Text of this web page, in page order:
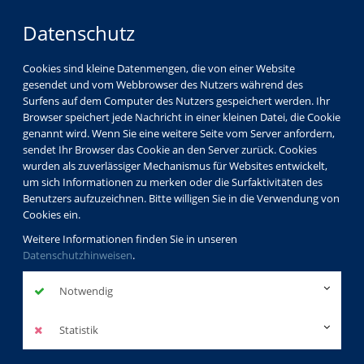
Datenschutz
Cookies sind kleine Datenmengen, die von einer Website
gesendet und vom Webbrowser des Nutzers während des
Surfens auf dem Computer des Nutzers gespeichert werden. Ihr
Browser speichert jede Nachricht in einer kleinen Datei, die Cookie
genannt wird. Wenn Sie eine weitere Seite vom Server anfordern,
sendet Ihr Browser das Cookie an den Server zurück. Cookies
wurden als zuverlässiger Mechanismus für Websites entwickelt,
um sich Informationen zu merken oder die Surfaktivitäten des
Benutzers aufzuzeichnen. Bitte willigen Sie in die Verwendung von
Cookies ein.
Weitere Informationen finden Sie in unseren
Datenschutzhinweisen.
Notwendig
Statistik